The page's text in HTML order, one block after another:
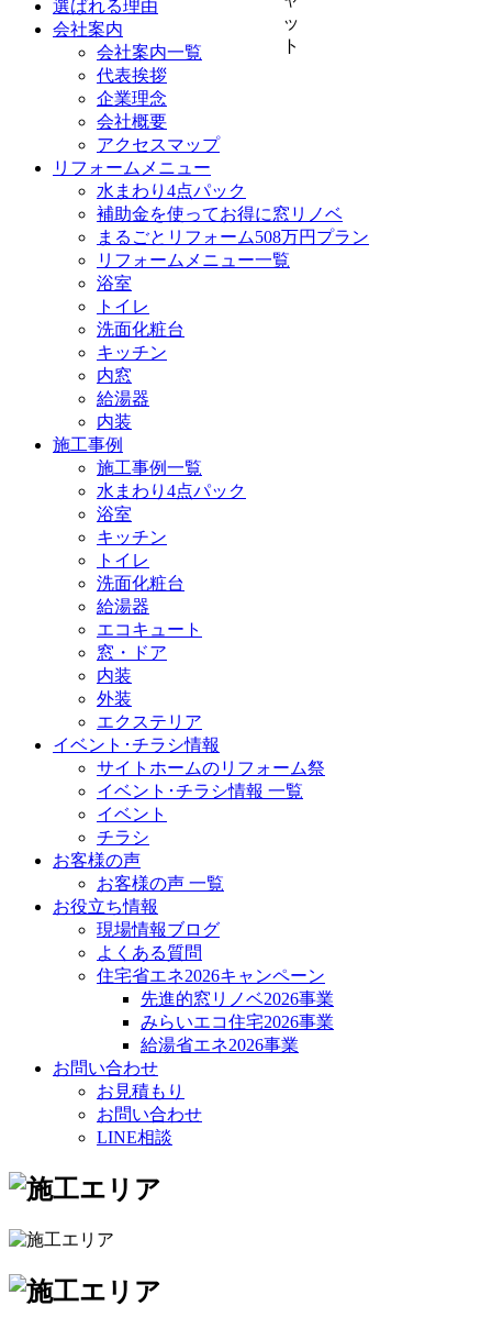
選ばれる理由
会社案内
会社案内一覧
代表挨拶
企業理念
会社概要
アクセスマップ
リフォームメニュー
水まわり4点パック
補助金を使ってお得に窓リノベ
まるごとリフォーム508万円プラン
リフォームメニュー一覧
浴室
トイレ
洗面化粧台
キッチン
内窓
給湯器
内装
施工事例
施工事例一覧
水まわり4点パック
浴室
キッチン
トイレ
洗面化粧台
給湯器
エコキュート
窓・ドア
内装
外装
エクステリア
イベント･チラシ情報
サイトホームのリフォーム祭
イベント･チラシ情報 一覧
イベント
チラシ
お客様の声
お客様の声 一覧
お役立ち情報
現場情報ブログ
よくある質問
住宅省エネ2026キャンペーン
先進的窓リノベ2026事業
みらいエコ住宅2026事業
給湯省エネ2026事業
お問い合わせ
お見積もり
お問い合わせ
LINE相談